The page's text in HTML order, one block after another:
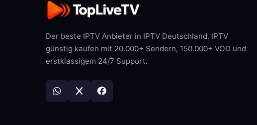
Der beste IPTV Anbieter in IPTV Deutschland. IPTV
günstig kaufen mit 20.000+ Sendern, 150.000+ VOD und
erstklassigem 24/7 Support.